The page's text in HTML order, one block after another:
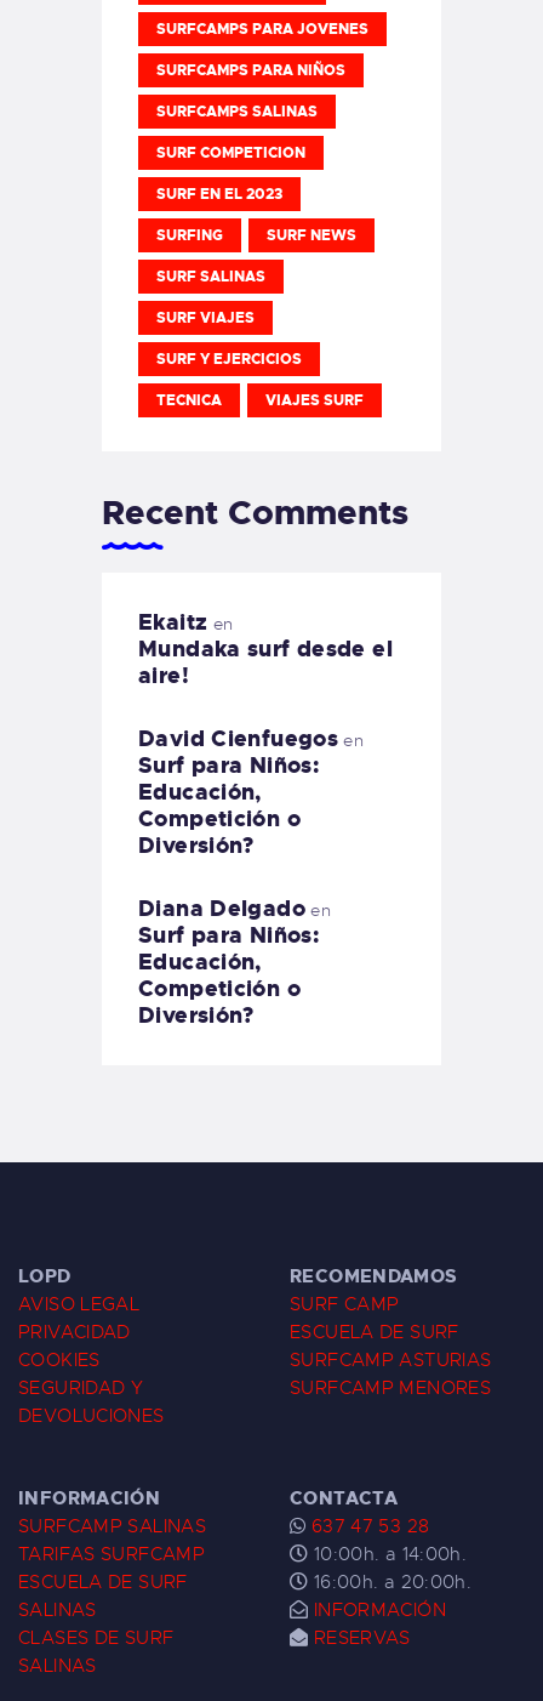
SURFCAMPS PARA JOVENES
SURFCAMPS PARA NIÑOS
SURFCAMPS SALINAS
SURF COMPETICION
SURF EN EL 2023
SURFING SURF NEWS
SURF SALINAS
SURF VIAJES
SURF Y EJERCICIOS
TECNICA VIAJES SURF
Recent Comments
Ekaitz en
Mundaka surf desde el
aire!
David Cienfuegos en
Surf para Niños:
Educación,
Competición o
Diversión?
Diana Delgadoen
Surf para Niños:
Educación,
Competición o
Diversión?
LOPD
AVISO LEGAL
PRIVACIDAD
COOKIES
SEGURIDAD Y
DEVOLUCIONES
RECOMENDAMOS
SURF CAMP
ESCUELA DE SURF
SURFCAMP ASTURIAS
SURFCAMP MENORES
INFORMACIÓN
SURFCAMP SALINAS
TARIFAS SURFCAMP
ESCUELA DE SURF
SALINAS
CLASES DE SURF
SALINAS
CONTACTA
637 47 53 28
10:00h. a 14:00h.
16:00h. a 20:00h.
INFORMACIÓN
RESERVAS